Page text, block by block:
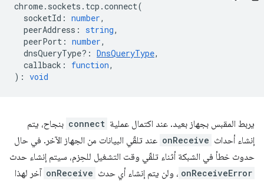
chrome. sockets . tcp .connect(
socketId : number,
peerAddress : string,
peerPort : number,
dnsQueryType? : DnsQueryType,
callback : function,
) : void
يربط المقبس بجهاز بعيد. عند اكتمال عملية connect بنجاح، يتم
إنشاء أحداث onReceive عند تلقّي البيانات من الجهاز الآخر. في حال
حدوث خطأ في الشبكة أثناء تلقّي وقت التشغيل للحِزم، سيتم إنشاء حدث
onReceiveError ، ولن يتم إنشاء أي حدث onReceive آخر لهذا